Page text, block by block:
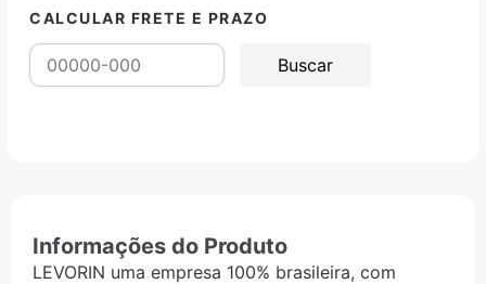
CALCULAR FRETE E PRAZO
Informações do Produto
LEVORIN uma empresa 100% brasileira, com